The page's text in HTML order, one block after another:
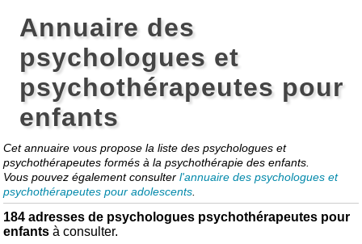
Annuaire des
psychologues et
psychothérapeutes pour
enfants
Cet annuaire vous propose la liste des psychologues et
psychothérapeutes formés à la psychothérapie des enfants.
Vous pouvez également consulterl'annuaire des psychologues et
psychothérapeutes pour adolescents
184 adresses de psychologues psychothérapeutes pour
enfants à consulter.